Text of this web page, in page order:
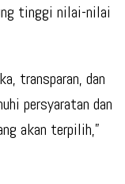
tinggi nilai-nilai
transparan, dan
persyaratan dan
akan terpilih,”